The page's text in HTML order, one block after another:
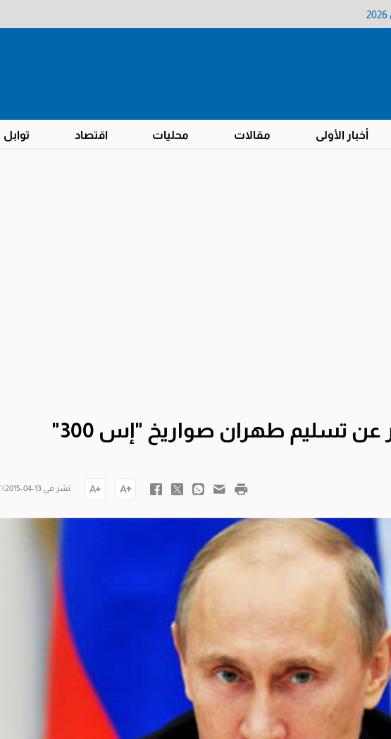
أخبار الأولى مقالات محليات اقتصاد توابل
عن تسليم طهران صواريخ "إس 300"
نشر في 13-04-2015 | 18:37